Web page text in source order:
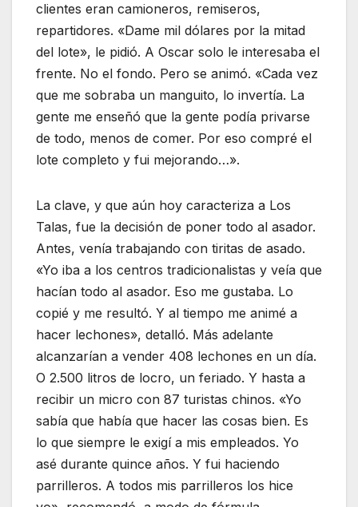
clientes eran camioneros, remiseros,
repartidores. «Dame mil dólares por la mitad
del lote», le pidió. A Oscar solo le interesaba el
frente. No el fondo. Pero se animó. «Cada vez
que me sobraba un manguito, lo invertía. La
gente me enseñó que la gente podía privarse
de todo, menos de comer. Por eso compré el
lote completo y fui mejorando…».
La clave, y que aún hoy caracteriza a Los
Talas, fue la decisión de poner todo al asador.
Antes, venía trabajando con tiritas de asado.
«Yo iba a los centros tradicionalistas y veía que
hacían todo al asador. Eso me gustaba. Lo
copié y me resultó. Y al tiempo me animé a
hacer lechones», detalló. Más adelante
alcanzarían a vender 408 lechones en un día.
O 2.500 litros de locro, un feriado. Y hasta a
recibir un micro con 87 turistas chinos. «Yo
sabía que había que hacer las cosas bien. Es
lo que siempre le exigí a mis empleados. Yo
asé durante quince años. Y fui haciendo
parrilleros. A todos mis parrilleros los hice